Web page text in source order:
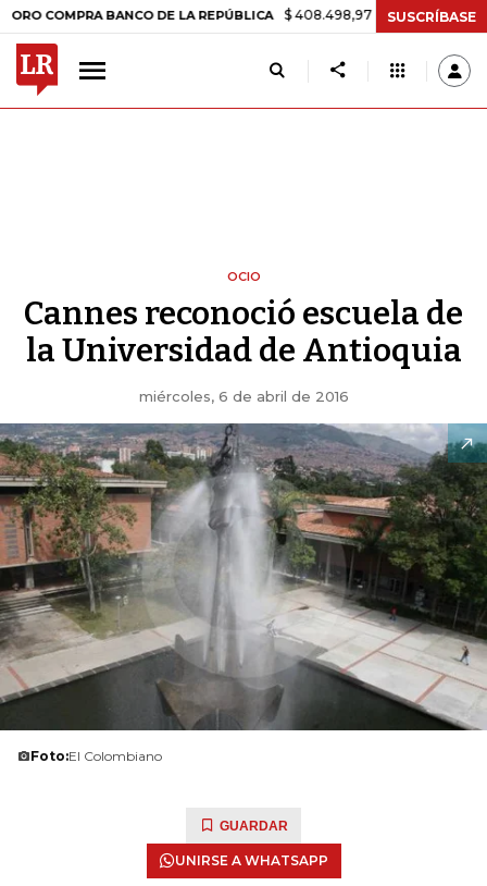
BANCO DE LA REPÚBLICA $ 408.498,97 +$ 8.753,81 +2,19%
SUSCRÍBASE
OCIO
Cannes reconoció escuela de
la Universidad de Antioquia
miércoles, 6 de abril de 2016
Foto:El Colombiano
GUARDAR
UNIRSE A WHATSAPP